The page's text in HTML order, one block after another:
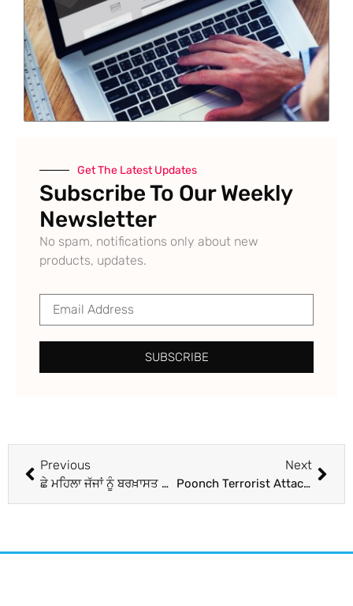
Get The Latest Updates
Subscribe To Our Weekly
Newsletter
No spam, notifications only about new
products, updates.
SUBSCRIBE
Previous
ਛੇ ਮਹਿਲਾ ਜੱਜਾਂ ਨੂੰ ਬਰਖ਼ਾਸਤ ਕਰਨ ਦਾ ਸੁਪਰੀਮ ਕੋਰਟ ਨੇ ਲਿਆ ਨੋਟਿਸ, ਜਾਣੋ ਪੂਰਾ ਮਾਮਲਾ
Next
Poonch Terrorist Attack: ਅੱਤਵਾਦੀਆਂ ਨੇ ਪੁੰਛ ‘ਚ ਫੌਜ ਦੇ ਵਾਹਨਾਂ ‘ਤੇ ਕੀਤਾ ਹਮਲਾ, ਜਵਾਨਾਂ ਨੇ ਦਿੱਤਾ ਗੋਲੀਬਾਰੀ ਦਾ ਮੂੰਹਤੋੜ ਜਵਾਬ